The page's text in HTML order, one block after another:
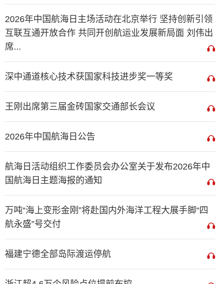
2026年中国航海日主场活动在北京举行 坚持创新引领
互联互通开放合作 共同开创航运业发展新局面 刘伟出
席...
深中通道核心技术获国家科技进步奖一等奖
王刚出席第三届金砖国家交通部长会议
2026年中国航海日公告
航海日活动组织工作委员会办公室关于发布2026年中
国航海日主题海报的通知
万吨“海上变形金刚”将赴国内外海洋工程大展手脚“四
航永盛”号交付
福建宁德全部岛际渡运停航